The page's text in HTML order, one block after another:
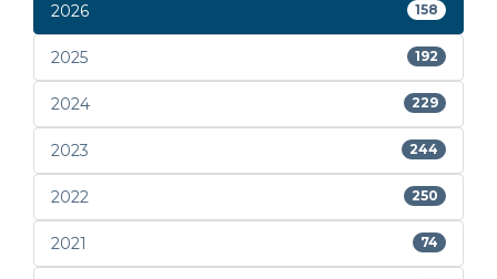
2026 158
2025 192
2024 229
2023 244
2022 250
2021 74